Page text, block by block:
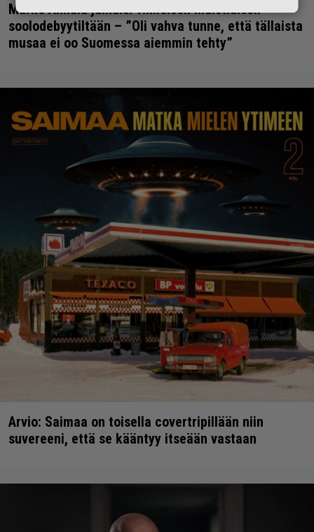
Marko Annala julkaisi viimeisen maistiaisen
soolodebyytiltään – ”Oli vahva tunne, että tällaista
musaa ei oo Suomessa aiemmin tehty”
Arvio: Saimaa on toisella covertripillään niin
suvereeni, että se kääntyy itseään vastaan